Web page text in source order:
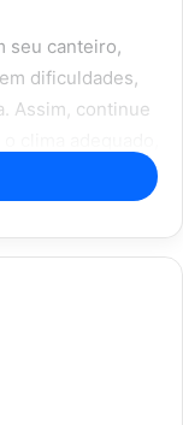
seu canteiro,
dificuldades,
Assim, continue
biquinho.
vaso
essas soluções